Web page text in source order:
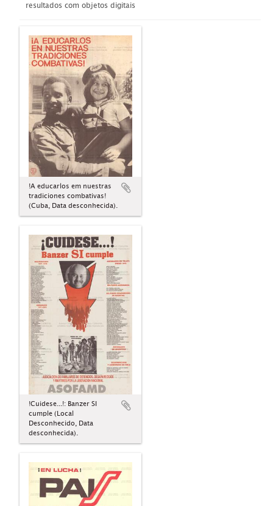
resultados com objetos digitais
!A educarlos em nuestras
tradiciones combativas!
(Cuba, Data desconhecida).
!Cuidese...!: Banzer SI
cumple (Local
Desconhecido, Data
desconhecida).